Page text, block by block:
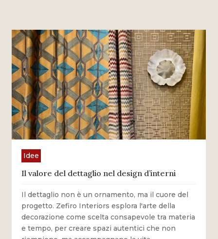
Idee
Il valore del dettaglio nel design d’interni
Il dettaglio non è un ornamento, ma il cuore del
progetto. Zefiro Interiors esplora l'arte della
decorazione come scelta consapevole tra materia
e tempo, per creare spazi autentici che non